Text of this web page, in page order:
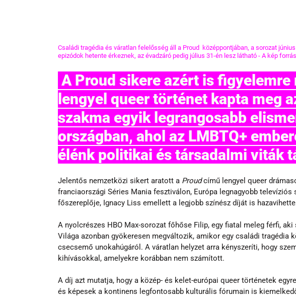
Családi tragédia és váratlan felelősség áll a Proud  középpontjában, a sorozat
epizódok hetente érkeznek, az évadzáró pedig július 31-én lesz látható - A kép
lengyel queer történet kapta meg
szakma egyik legrangosabb
országban, ahol az LMBTQ+
élénk politikai és társadalmi viták
Jelentős nemzetközi sikert aratott a Proud című lengyel queer
franciaországi Séries Mania fesztiválon, Európa legnagyobb televíziós
főszereplője, Ignacy Liss emellett a legjobb színész díját is
A nyolcrészes HBO Max-sorozat főhőse Filip, egy fiatal meleg férfi,
Világa azonban gyökeresen megváltozik, amikor egy családi tragédia
csecsemő unokahúgáról. A váratlan helyzet arra kényszeríti, hogy
kihívásokkal, amelyekre korábban nem számított.
A díj azt mutatja, hogy a közép- és kelet-európai queer történetek
és képesek a kontinens legfontosabb kulturális fórumain is